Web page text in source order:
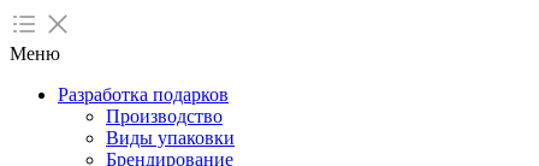
Меню
Разработка подарков
Производство
Виды упаковки
Брендирование